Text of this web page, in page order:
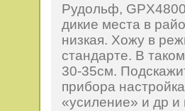
Рудольф,
дикие места в
низкая. Хожу в
стандарте. В
30-35см.
прибора
«усиление» и др и